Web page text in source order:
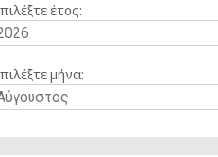
έτος:
μήνα: